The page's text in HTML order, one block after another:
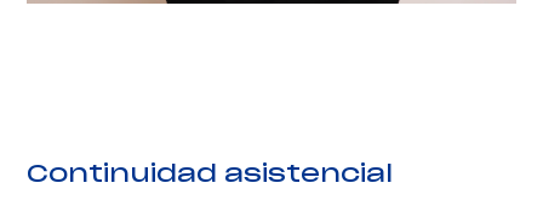
Continuidad asistencial